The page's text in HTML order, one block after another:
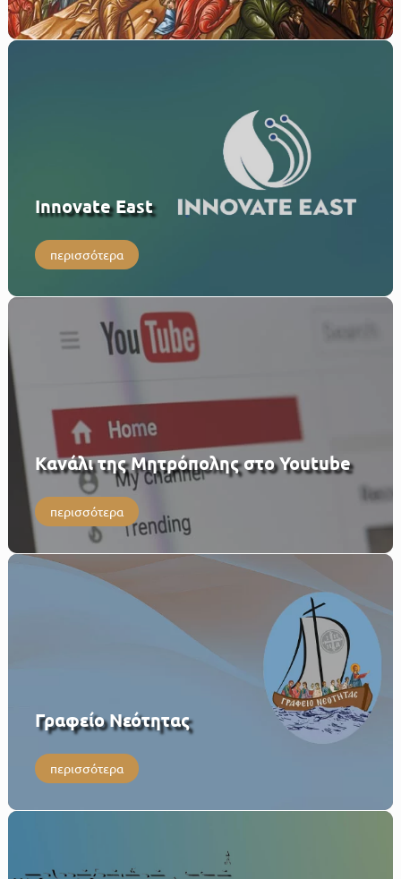
Innovate East
περισσότερα
Κανάλι της Μητρόπολης στο Youtube
περισσότερα
Γραφείο Νεότητας
περισσότερα